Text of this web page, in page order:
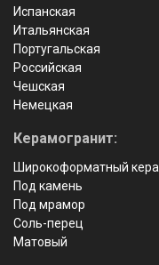
Испанская
Итальянская
Португальская
Российская
Чешская
Немецкая
Керамогранит:
Широкоформатный
Под камень
Под мрамор
Соль-перец
Матовый